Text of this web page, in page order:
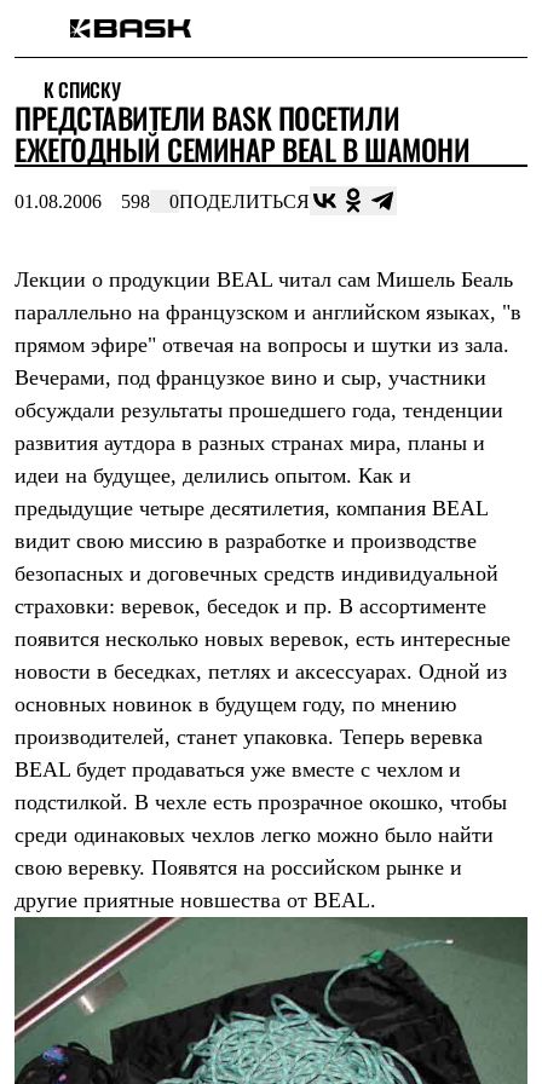
Интернет-магазин
Мужская одежда
Утепленная пухом
Куртки
Жилеты
Куртки
Штормовая одежда
Куртки
Брюки
Софтшелл одежда
Куртки
Брюки
Флисовая одежда
Куртки
Брюки
Термобелье
Теплое термобелье
Легкое термобелье
Лёгкая одежда
Футболки
Толстовки
Брюки
Шорты
Женская одежда
Утепленная пухом
Брюки
Жилеты
Утепленная синтетикой
Куртки
Штормовая одежда
Куртки
Софтшелл одежда
Куртки
Брюки
Лёгкая одежда
К СПИСКУ
ПРЕДСТАВИТЕЛИ BASK ПОСЕТИЛИ
ЕЖЕГОДНЫЙ СЕМИНАР BEAL В ШАМОНИ
01.08.2006 598 0ПОДЕЛИТЬСЯ
Лекции о продукции BEAL читал сам Мишель Беаль
параллельно на французском и английском языках, "в
прямом эфире" отвечая на вопросы и шутки из зала.
Вечерами, под французкое вино и сыр, участники
обсуждали результаты прошедшего года, тенденции
развития аутдора в разных странах мира, планы и
идеи на будущее, делились опытом. Как и
предыдущие четыре десятилетия, компания BEAL
видит свою миссию в разработке и производстве
безопасных и договечных средств индивидуальной
страховки: веревок, беседок и пр. В ассортименте
появится несколько новых веревок, есть интересные
новости в беседках, петлях и аксессуарах. Одной из
основных новинок в будущем году, по мнению
производителей, станет упаковка. Теперь веревка
BEAL будет продаваться уже вместе с чехлом и
подстилкой. В чехле есть прозрачное окошко, чтобы
среди одинаковых чехлов легко можно было найти
свою веревку. Появятся на российском рынке и
другие приятные новшества от BEAL.